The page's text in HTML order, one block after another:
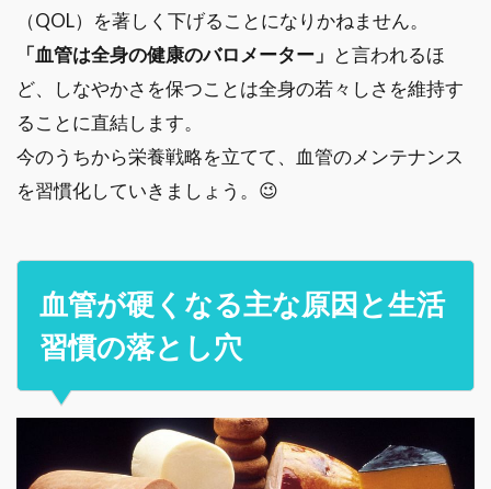
（QOL）を著しく下げることになりかねません。
「血管は全身の健康のバロメーター」 と言われるほ
ど、しなやかさを保つことは全身の若々しさを維持す
ることに直結します。
今のうちから栄養戦略を立てて、血管のメンテナンス
を習慣化していきましょう。😉
血管が硬くなる主な原因と生活
習慣の落とし穴